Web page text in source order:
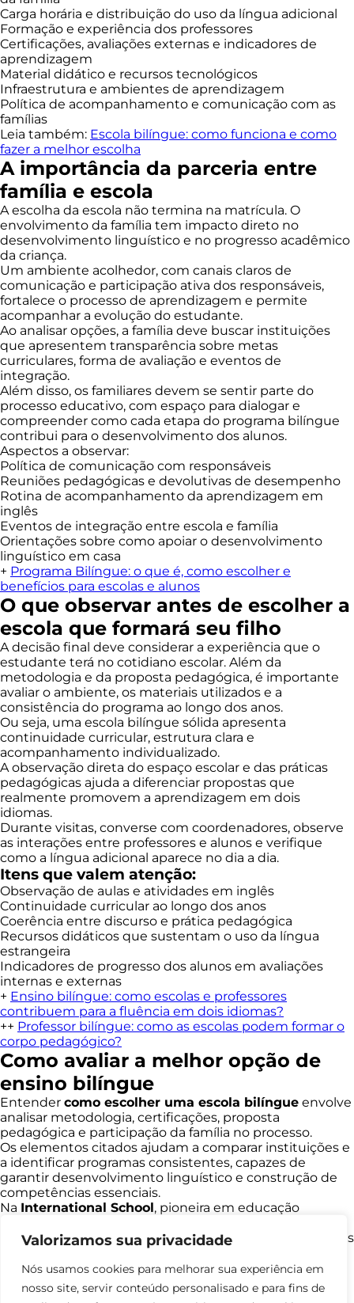
Valorizamos sua privacidade
Nós usamos cookies para melhorar sua experiência em
nosso site, servir conteúdo personalisado e para fins de
Carga horária e distribuição do uso da língua adicional
Formação e experiência dos professores
Certificações, avaliações externas e indicadores de
aprendizagem
Material didático e recursos tecnológicos
Infraestrutura e ambientes de aprendizagem
Política de acompanhamento e comunicação com as
famílias
Leia também: Escola bilíngue: como funciona e como
fazer a melhor escolha
A importância da parceria entre
família e escola
A escolha da escola não termina na matrícula. O
envolvimento da família tem impacto direto no
desenvolvimento linguístico e no progresso acadêmico
da criança.
Um ambiente acolhedor, com canais claros de
comunicação e participação ativa dos responsáveis,
fortalece o processo de aprendizagem e permite
acompanhar a evolução do estudante.
Ao analisar opções, a família deve buscar instituições
que apresentem transparência sobre metas
curriculares, forma de avaliação e eventos de
integração.
Além disso, os familiares devem se sentir parte do
processo educativo, com espaço para dialogar e
compreender como cada etapa do programa bilíngue
contribui para o desenvolvimento dos alunos.
Aspectos a observar:
Política de comunicação com responsáveis
Reuniões pedagógicas e devolutivas de desempenho
Rotina de acompanhamento da aprendizagem em
inglês
Eventos de integração entre escola e família
Orientações sobre como apoiar o desenvolvimento
linguístico em casa
+ Programa Bilíngue: o que é, como escolher e
benefícios para escolas e alunos
O que observar antes de escolher a
escola que formará seu filho
A decisão final deve considerar a experiência que o
estudante terá no cotidiano escolar. Além da
metodologia e da proposta pedagógica, é importante
avaliar o ambiente, os materiais utilizados e a
consistência do programa ao longo dos anos.
Ou seja, uma escola bilíngue sólida apresenta
continuidade curricular, estrutura clara e
acompanhamento individualizado.
A observação direta do espaço escolar e das práticas
pedagógicas ajuda a diferenciar propostas que
realmente promovem a aprendizagem em dois
idiomas.
Durante visitas, converse com coordenadores, observe
as interações entre professores e alunos e verifique
como a língua adicional aparece no dia a dia.
Itens que valem atenção:
Observação de aulas e atividades em inglês
Continuidade curricular ao longo dos anos
Coerência entre discurso e prática pedagógica
Recursos didáticos que sustentam o uso da língua
estrangeira
Indicadores de progresso dos alunos em avaliações
internas e externas
+ Ensino bilíngue: como escolas e professores
contribuem para a fluência em dois idiomas?
++ Professor bilíngue: como as escolas podem formar o
corpo pedagógico?
Como avaliar a melhor opção de
ensino bilíngue
Entender como escolher uma escola bilíngue envolve
analisar metodologia, certificações, proposta
pedagógica e participação da família no processo.
Os elementos citados ajudam a comparar instituições e
a identificar programas consistentes, capazes de
garantir desenvolvimento linguístico e construção de
competências essenciais.
Na International School, pioneira em educação
para o ensino de inglês alinhadas à realidade das escolas
brasileiras. Nosso foco está nas necessidades de cada
aluno e no protagonismo estudantil.
Com mais de 15 anos de atuação, estamos presentes
em mais de 220 cidades, levando um programa que